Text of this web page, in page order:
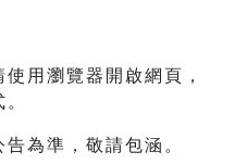
用瀏覽器開啟網頁，
為準，敬請包涵。